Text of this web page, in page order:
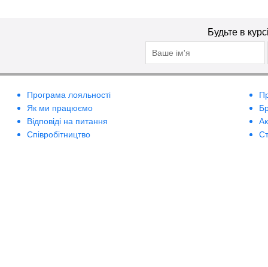
Будьте в
Програма лояльності
Як ми працюємо
Відповіді на питання
Співробітництво